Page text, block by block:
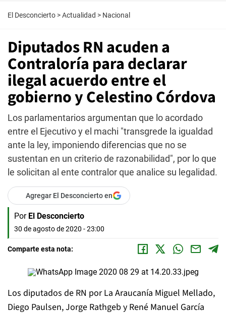
El Desconcierto >Actualidad > Nacional
Diputados RN acuden a
Contraloría para declarar
ilegal acuerdo entre el
gobierno y Celestino Córdova
Los parlamentarios argumentan que lo acordado
entre el Ejecutivo y el machi "transgrede la igualdad
ante la ley, imponiendo diferencias que no se
sustentan en un criterio de razonabilidad", por lo que
le solicitan al ente contralor que analice su legalidad.
Agregar El Desconcierto en
Por El Desconcierto
30 de agosto de 2020 - 23:00
Comparte esta nota:
Los diputados de RN por La Araucanía Miguel Mellado,
Diego Paulsen, Jorge Rathgeb y René Manuel García